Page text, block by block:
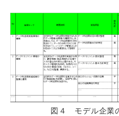
図４ モデル企業